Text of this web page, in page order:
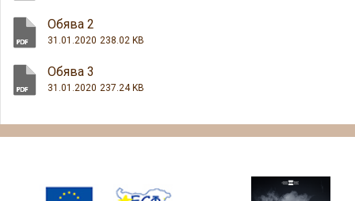
Обява 2
31.01.2020 238.02 KB
Обява 3
31.01.2020 237.24 KB